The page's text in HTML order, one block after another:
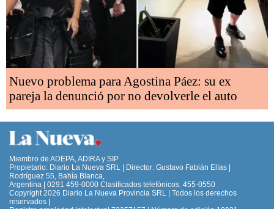
Nuevo problema para Agostina Páez: su ex
pareja la denunció por no devolverle el auto
Miembro de ADEPA, ADIRA y SIP
Propietario: Diario La Nueva SRL | Director: Gustavo Fabián Elías |
Rodríguez 55, Bahía Blanca,
Argentina | 0291 459-0000 Clasificados telefónicos: 455-0550
Copyright 2026 Diario La Nueva Provincia SRL | Todos los derechos
reservados |